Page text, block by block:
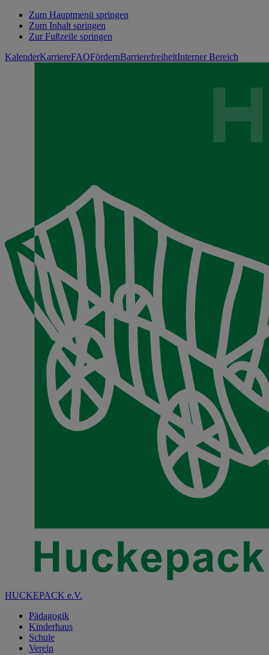
Zum Hauptmenü springen
Zum Inhalt springen
Zur Fußzeile springen
KalenderKarriereFAQFördernBarrierefreiheitInterner Bereich
HUCKEPACK e.V.
Pädagogik
Kinderhaus
Schule
Verein